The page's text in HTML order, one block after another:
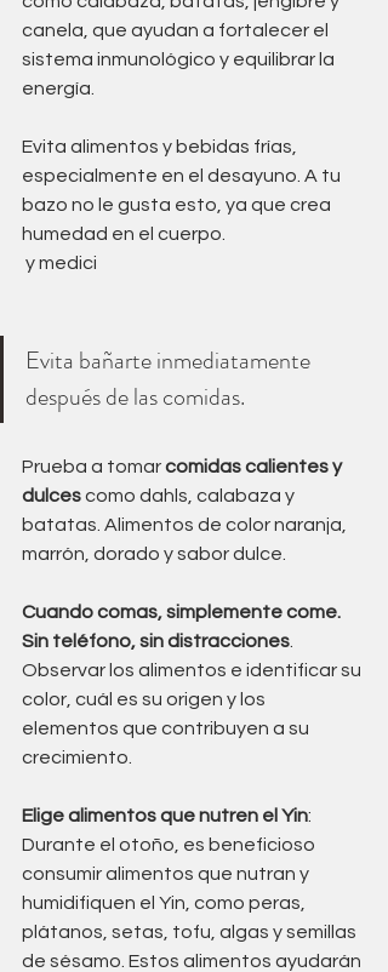
canela, que ayudan a fortalecer el
sistema inmunológico y equilibrar la
energía.
Evita alimentos y bebidas frías,
especialmente en el desayuno. A tu
bazo no le gusta esto, ya que crea
humedad en el cuerpo.
y medici
Evita bañarte inmediatamente
después de las comidas.
Prueba a tomar comidas calientes y
dulces como dahls, calabaza y
batatas. Alimentos de color naranja,
marrón, dorado y sabor dulce.
Cuando comas, simplemente come.
Sin teléfono, sin distracciones
Observar los alimentos e identificar su
color, cuál es su origen y los
elementos que contribuyen a su
crecimiento.
Elige alimentos que nutren el Yin:
Durante el otoño, es beneficioso
consumir alimentos que nutran y
humidifiquen el Yin, como peras,
plátanos, setas, tofu, algas y semillas
de sésamo. Estos alimentos ayudarán